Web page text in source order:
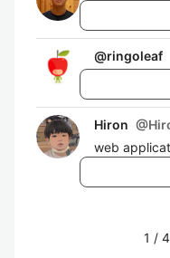
@ringoleaf
Hiron @
web
1 /